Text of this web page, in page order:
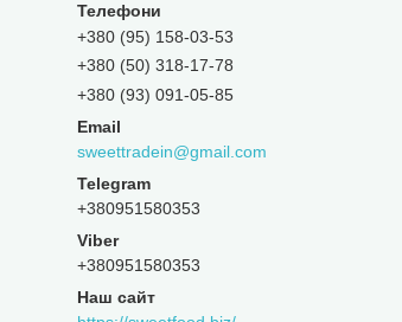
+380 (95) 158-03-53
+380 (50) 318-17-78
+380 (93) 091-05-85
sweettradein@gmail.com
+380951580353
+380951580353
Наш сайт